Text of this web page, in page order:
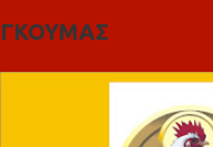
ΓΚΟΥΜΑΣ